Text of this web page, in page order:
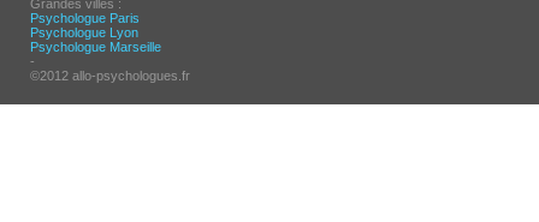
Grandes villes :
Psychologue Paris
Psychologue Lyon
Psychologue Marseille
-
©2012 allo-psychologues.fr